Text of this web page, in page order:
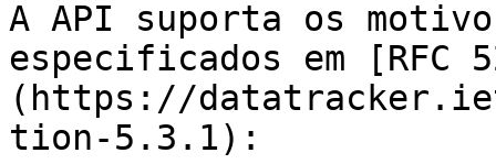
A API suporta os
especificados em [RFC
(https://
tion-5.3.1):